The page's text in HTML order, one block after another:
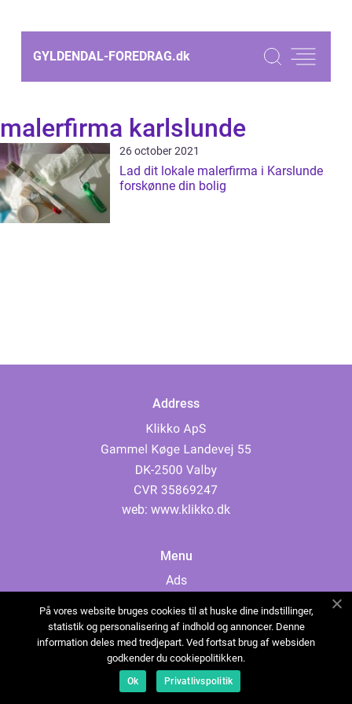
GYLDENDAL-FOREDRAG.dk
malerfirma karlslunde
26 october 2021
Lad dit lokale malerfirma i Karslunde
forskønne din bolig
Address
web: www.klikko.dk
Menu
Ads
Cookies
Contact
Sitemap
På vores website bruges cookies til at huske dine indstillinger,
statistik og personalisering af indhold og annoncer. Denne
information deles med tredjepart. Ved fortsat brug af websiden
godkender du cookiepolitikken.
Ok Privatlivspolitik